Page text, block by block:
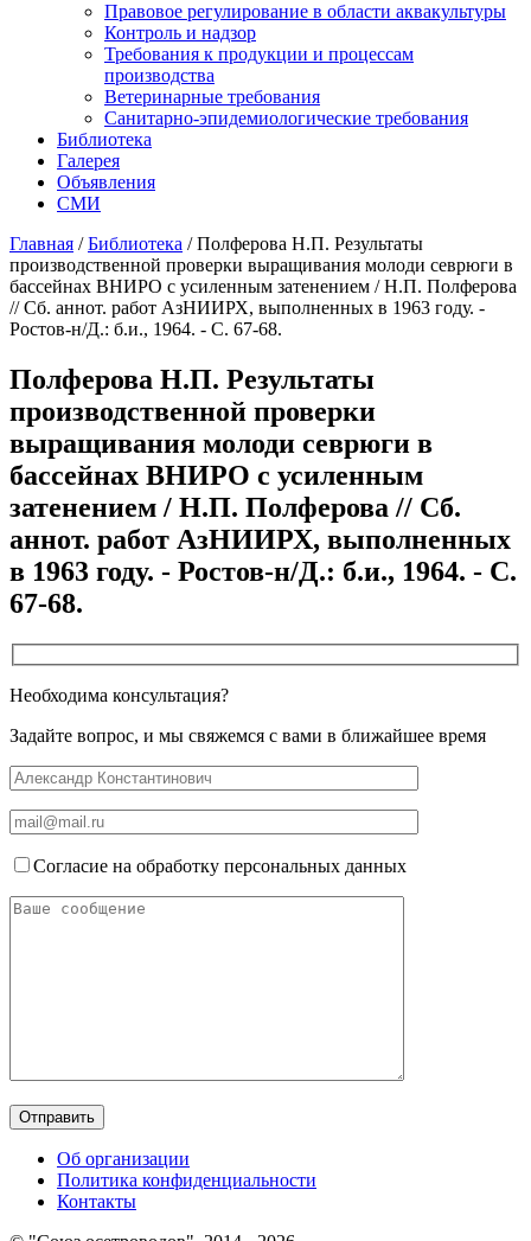
Правовое регулирование в области аквакультуры
Контроль и надзор
Требования к продукции и процессам
производства
Ветеринарные требования
Санитарно-эпидемиологические требования
Библиотека
Галерея
Объявления
СМИ
Главная /Библиотека /Полферова Н.П. Результаты
производственной проверки выращивания молоди севрюги в
бассейнах ВНИРО с усиленным затенением / Н.П. Полферова
// Сб. аннот. работ АзНИИРХ, выполненных в 1963 году. -
Ростов-н/Д.: б.и., 1964. - С. 67-68.
Полферова Н.П. Результаты
производственной проверки
выращивания молоди севрюги в
бассейнах ВНИРО с усиленным
затенением / Н.П. Полферова // Сб.
аннот. работ АзНИИРХ, выполненных
в 1963 году. - Ростов-н/Д.: б.и., 1964. - С.
67-68.
Необходима консультация?
Задайте вопрос, и мы свяжемся с вами в ближайшее время
Согласие на обработку персональных данных
Об организации
Политика конфиденциальности
Контакты